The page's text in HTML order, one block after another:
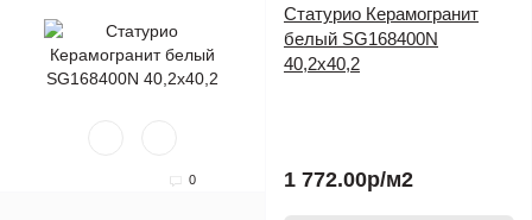
0
Статурио Керамогранит
белый SG168400N
40,2х40,2
1 772.00р/м2